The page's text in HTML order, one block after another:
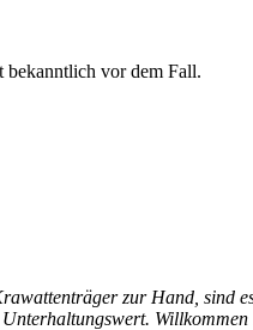
vor dem Fall.
zur Hand, sind